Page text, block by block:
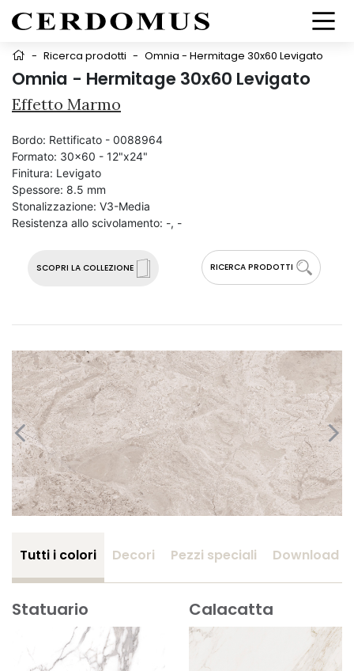
- Ricerca prodotti - Omnia - Hermitage 30x60 Levigato
Omnia - Hermitage 30x60 Levigato
Effetto Marmo
SCOPRI LA COLLEZIONE RICERCA PRODOTTI
Bordo: Rettificato - 0088964
Formato: 30x60 - 12"x24"
Finitura: Levigato
Spessore: 8.5 mm
Stonalizzazione: V3-Media
Resistenza allo scivolamento: -, -
Tutti i colori Decori Pezzi speciali Download
Statuario Calacatta